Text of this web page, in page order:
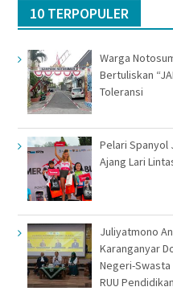
10 TERPOPULER
Warga
Bertuliskan
Toleransi
Pelari Spanyol
Ajang Lari
Juliyatmono
Karanganyar
Negeri-
RUU Pendidikan